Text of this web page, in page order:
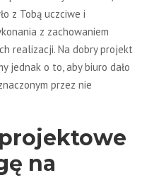
z Tobą uczciwe i
z zachowaniem
realizacji. Na dobry projekt
jednak o to, aby biuro dało
przez nie
na